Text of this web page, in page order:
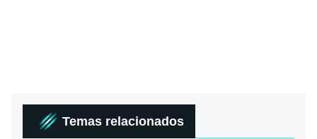
Temas relacionados